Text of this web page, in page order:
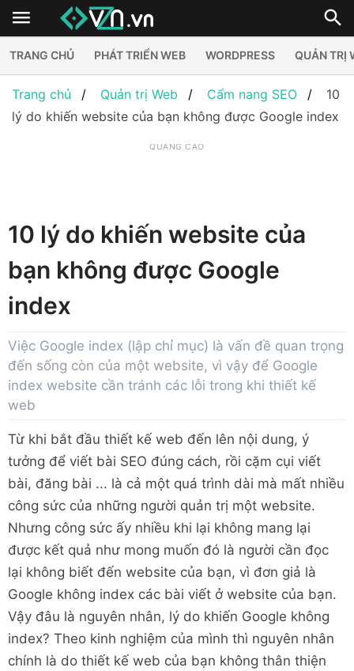
TRANG CHỦ PHÁT TRIỂN WEB WORDPRESS QUẢN TRỊ
Trang chủ Quản trị Web Cẩm nang SEO
10
lý do khiến website của bạn không được Google index
QUẢNG CÁO
10 lý do khiến website của
bạn không được Google
index
Việc Google index (lập chỉ mục) là vấn đề quan trọng
đến sống còn của một website, vì vậy để Google
index website cần tránh các lỗi trong khi thiết kế
web
Từ khi bắt đầu thiết kế web đến lên nội dung, ý
tưởng để viết bài SEO đúng cách, rồi cặm cụi viết
bài, đăng bài ... là cả một quá trình dài mà mất nhiều
công sức của những người quản trị một website.
Nhưng công sức ấy nhiều khi lại không mang lại
được kết quả như mong muốn đó là người cần đọc
lại không biết đến website của bạn, vì đơn giả là
Google không index các bài viết ở website của bạn.
Vậy đâu là nguyên nhân, lý do khiến Google không
index? Theo kinh nghiệm của mình thì nguyên nhân
chính là do thiết kế web của bạn không thân thiện